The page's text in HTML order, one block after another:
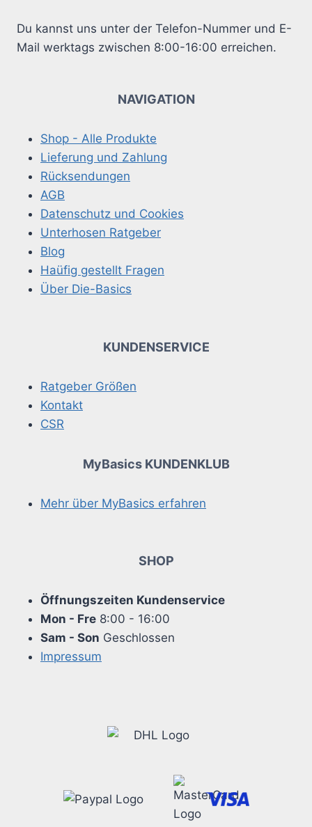
Du kannst uns unter der Telefon-Nummer und E-
Mail werktags zwischen 8:00-16:00 erreichen.
NAVIGATION
Shop - Alle Produkte
Lieferung und Zahlung
Rücksendungen
AGB
Datenschutz und Cookies
Unterhosen Ratgeber
Blog
Haüfig gestellt Fragen
Über Die-Basics
KUNDENSERVICE
Ratgeber Größen
Kontakt
CSR
MyBasics KUNDENKLUB
Mehr über MyBasics erfahren
SHOP
Öffnungszeiten Kundenservice
Mon - Fre 8:00 - 16:00
Sam - Son Geschlossen
Impressum